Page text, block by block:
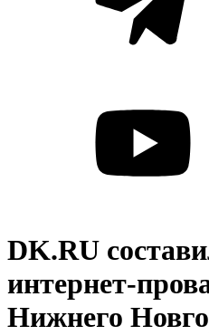
DK.RU
интернет-
Нижнего